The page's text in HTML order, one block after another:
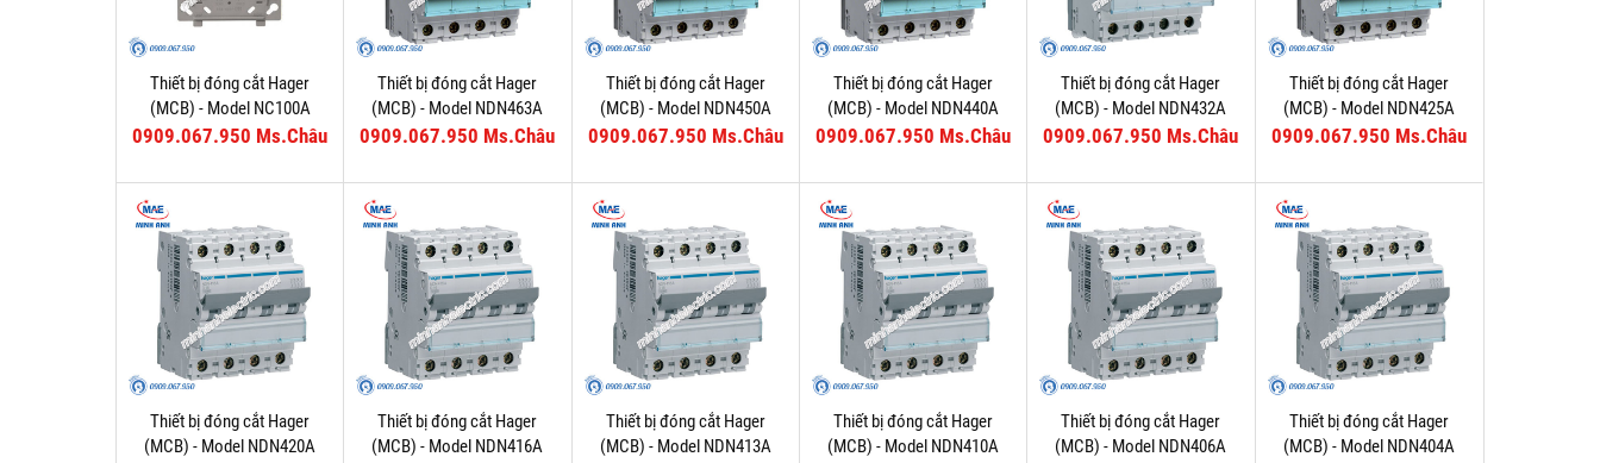
Thiết bị đóng cắt Hager
(MCB) - Model NC100A
0909.067.950 Ms.Châu
Thiết bị đóng cắt Hager
(MCB) - Model NDN463A
0909.067.950 Ms.Châu
Thiết bị đóng cắt Hager
(MCB) - Model NDN450A
0909.067.950 Ms.Châu
Thiết bị đóng cắt Hager
(MCB) - Model NDN440A
0909.067.950 Ms.Châu
Thiết bị đóng cắt Hager
(MCB) - Model NDN432A
0909.067.950 Ms.Châu
Thiết bị đóng cắt Hager
(MCB) - Model NDN425A
0909.067.950 Ms.Châu
Thiết bị đóng cắt Hager
(MCB) - Model NDN420A
Thiết bị đóng cắt Hager
(MCB) - Model NDN416A
Thiết bị đóng cắt Hager
(MCB) - Model NDN413A
Thiết bị đóng cắt Hager
(MCB) - Model NDN410A
Thiết bị đóng cắt Hager
(MCB) - Model NDN406A
Thiết bị đóng cắt Hager
(MCB) - Model NDN404A